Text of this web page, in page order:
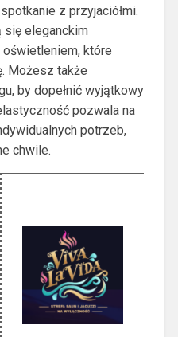
z przyjaciółmi.
się eleganckim
które
Możesz także
by dopełnić wyjątkowy
pozwala na
potrzeb,
chwile.